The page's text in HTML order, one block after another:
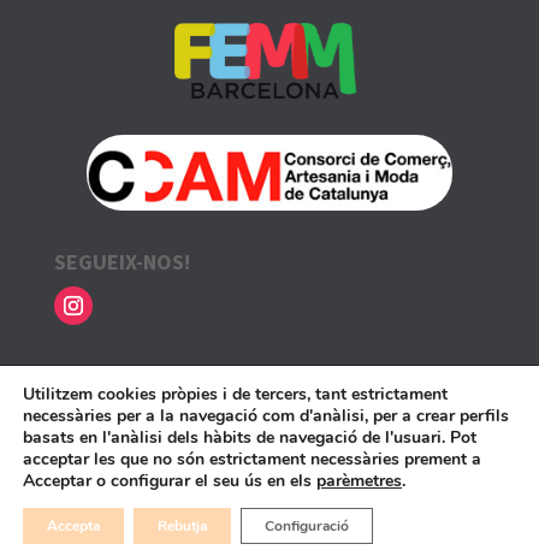
SEGUEIX-NOS!
INFORMACIÓ LEGAL
Avís legal i política de privadesa
Política de cookies
Utilitzem cookies pròpies i de tercers, tant estrictament
necessàries per a la navegació com d'anàlisi, per a crear perfils
basats en l'anàlisi dels hàbits de navegació de l'usuari. Pot
acceptar les que no són estrictament necessàries prement a
Acceptar o configurar el seu ús en els parèmetres.
Accepta Rebutja Configuració